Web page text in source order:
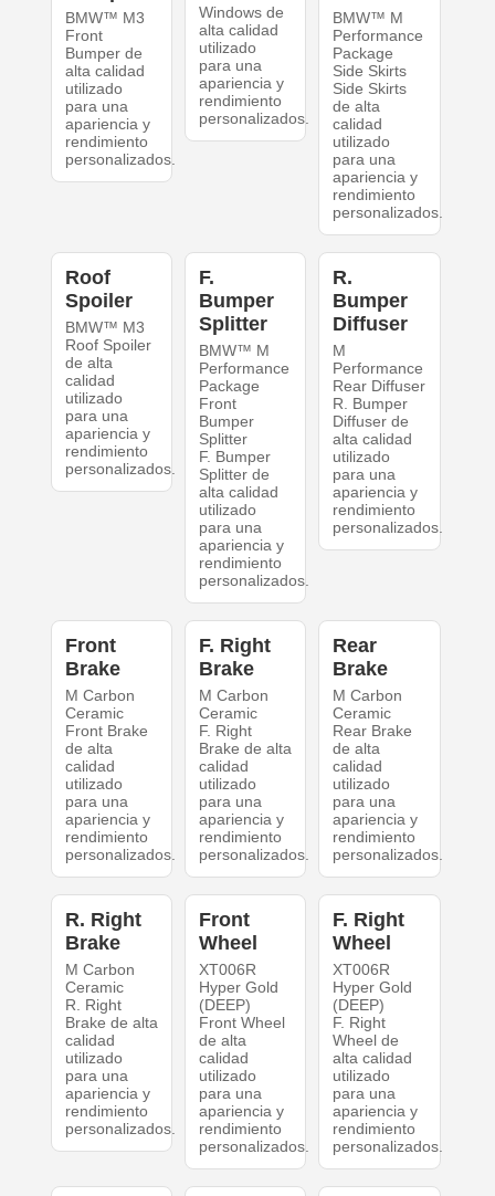
BMW™ M3
Front
Bumper de
alta calidad
utilizado
para una
apariencia y
rendimiento
personalizados.
Windows de
alta calidad
utilizado
para una
apariencia y
rendimiento
personalizados.
BMW™ M
Performance
Package
Side Skirts
Side Skirts
de alta
calidad
utilizado
para una
apariencia y
rendimiento
personalizados.
Roof
Spoiler
BMW™ M3
Roof Spoiler
de alta
calidad
utilizado
para una
apariencia y
rendimiento
personalizados.
F.
Bumper
Splitter
BMW™ M
Performance
Package
Front
Bumper
Splitter
F. Bumper
Splitter de
alta calidad
utilizado
para una
apariencia y
rendimiento
personalizados.
R.
Bumper
Diffuser
M
Performance
Rear Diffuser
R. Bumper
Diffuser de
alta calidad
utilizado
para una
apariencia y
rendimiento
personalizados.
Front
Brake
M Carbon
Ceramic
Front Brake
de alta
calidad
utilizado
para una
apariencia y
rendimiento
personalizados.
F. Right
Brake
M Carbon
Ceramic
F. Right
Brake de alta
calidad
utilizado
para una
apariencia y
rendimiento
personalizados.
Rear
Brake
M Carbon
Ceramic
Rear Brake
de alta
calidad
utilizado
para una
apariencia y
rendimiento
personalizados.
R. Right
Brake
M Carbon
Ceramic
R. Right
Brake de alta
calidad
utilizado
para una
apariencia y
rendimiento
personalizados.
Front
Wheel
XT006R
Hyper Gold
(DEEP)
Front Wheel
de alta
calidad
utilizado
para una
apariencia y
rendimiento
personalizados.
F. Right
Wheel
XT006R
Hyper Gold
(DEEP)
F. Right
Wheel de
alta calidad
utilizado
para una
apariencia y
rendimiento
personalizados.